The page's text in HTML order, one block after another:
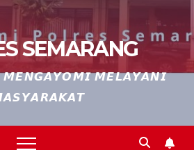
SEMARANG
𝙈𝙀𝙉𝙂𝘼𝙔𝙊𝙈𝙄 𝙈𝙀𝙇𝘼𝙔𝘼𝙉𝙄